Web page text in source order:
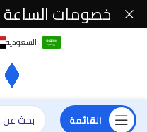
السعودية
القائمة
خصومات الساعة